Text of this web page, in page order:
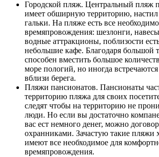
Городской пляж. Центральный пляж
имеет обширную территорию, настил
гальки. На пляже есть все
времяпровождения: шезлонги,
водные аттракционы, поблизости
небольшие кафе. Благодаря большой
способен вместить большое
море пологий, но иногда
вблизи берега.
Пляжи пансионатов. Пансионаты
территорию пляжа для своих
следят чтобы на территорию не
люди. Но если вы достаточно
вас ест немного денег, можно
охранниками. Зачастую такие
имеют все необходимое для
времяпровождения.